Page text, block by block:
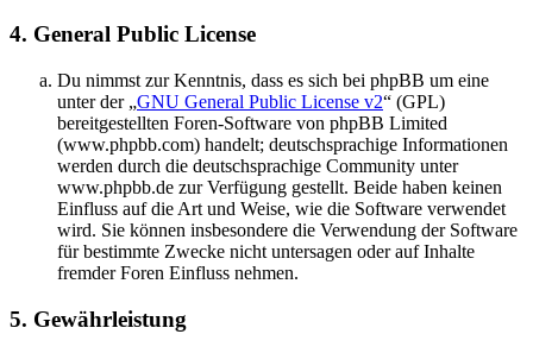
4. General Public License
Du nimmst zur Kenntnis, dass es sich bei phpBB um eine
unter der „GNU General Public License v2“ (GPL)
bereitgestellten Foren-Software von phpBB Limited
(www.phpbb.com) handelt; deutschsprachige Informationen
werden durch die deutschsprachige Community unter
www.phpbb.de zur Verfügung gestellt. Beide haben keinen
Einfluss auf die Art und Weise, wie die Software verwendet
wird. Sie können insbesondere die Verwendung der Software
für bestimmte Zwecke nicht untersagen oder auf Inhalte
fremder Foren Einfluss nehmen.
5. Gewährleistung